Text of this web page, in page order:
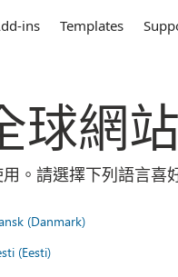
ins Templates
球網站
。請選擇下列語言喜
(Danmark)
(Eesti)